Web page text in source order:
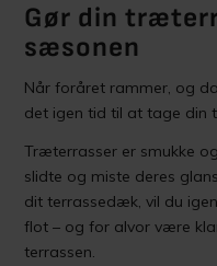
Gør din
sæsonen
Når foråret rammer, og
det igen tid til at tage din
Træterrasser er smukke
slidte og miste deres
dit terrassedæk, vil du
flot – og for alvor være
terrassen.